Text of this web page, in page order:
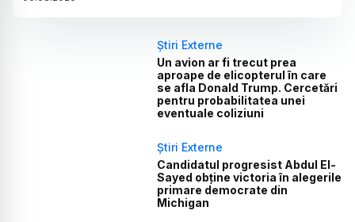
Știri Externe
Un avion ar fi trecut prea
aproape de elicopterul în care
se afla Donald Trump. Cercetări
pentru probabilitatea unei
eventuale coliziuni
Știri Externe
Candidatul progresist Abdul El-
Sayed obține victoria în alegerile
primare democrate din
Michigan